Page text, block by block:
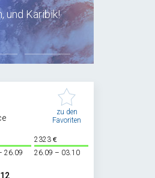
und Karibik!
zu den
Favoriten
26.09
2323
26.09 – 03.10
12